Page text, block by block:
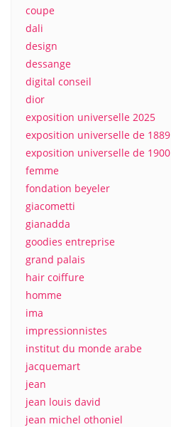
coupe
dali
design
dessange
digital conseil
dior
exposition universelle 2025
exposition universelle de 1889
exposition universelle de 1900
femme
fondation beyeler
giacometti
gianadda
goodies entreprise
grand palais
hair coiffure
homme
ima
impressionnistes
institut du monde arabe
jacquemart
jean
jean louis david
jean michel othoniel